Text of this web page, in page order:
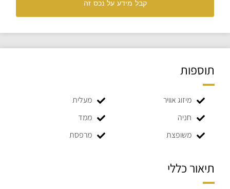
קבל מידע על נכס זה
תוספות
מיזוג אוויר
מעלית
חניה
ממד
משופצת
מרפסת
תיאור כללי